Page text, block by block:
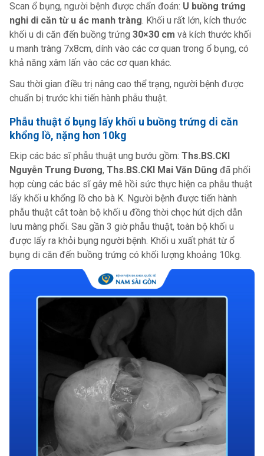
Scan ổ bụng, người bệnh được chẩn đoán: U buồng trứng
nghi di căn từ u ác manh tràng. Khối u rất lớn, kích thước
khối u di căn đến buồng trứng 30×30 cm và kích thước khối
u manh tràng 7x8cm, dính vào các cơ quan trong ổ bụng, có
khả năng xâm lấn vào các cơ quan khác.
Sau thời gian điều trị nâng cao thể trạng, người bệnh được
chuẩn bị trước khi tiến hành phẫu thuật.
Phẫu thuật ổ bụng lấy khối u buồng trứng di căn
khổng lồ, nặng hơn 10kg
Ekip các bác sĩ phẫu thuật ung bướu gồm: Ths.BS.CKI
Nguyễn Trung Đương, Ths.BS.CKI Mai Văn Dũng đã phối
hợp cùng các bác sĩ gây mê hồi sức thực hiện ca phẫu thuật
lấy khối u khổng lồ cho bà K. Người bệnh được tiến hành
phẫu thuật cắt toàn bộ khối u đồng thời chọc hút dịch dẫn
lưu màng phổi. Sau gần 3 giờ phẫu thuật, toàn bộ khối u
được lấy ra khỏi bụng người bệnh. Khối u xuất phát từ ổ
bụng di căn đến buồng trứng có khối lượng khoảng 10kg.